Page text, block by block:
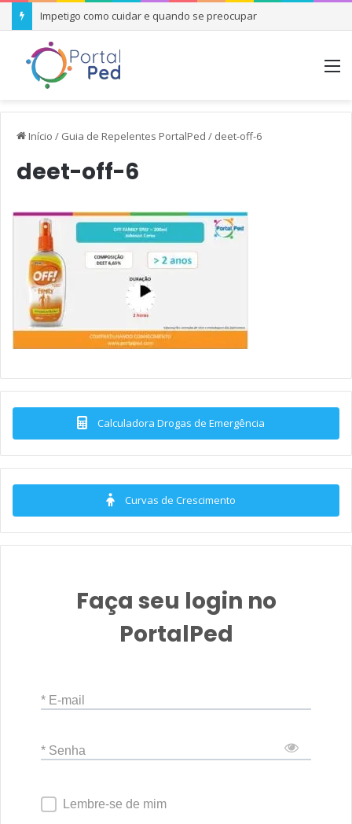
Impetigo como cuidar e quando se preocupar
Início / Guia de Repelentes PortalPed / deet-off-6
deet-off-6
Calculadora Drogas de Emergência
Curvas de Crescimento
Faça seu login no
PortalPed
* E-mail
* Senha
Lembre-se de mim